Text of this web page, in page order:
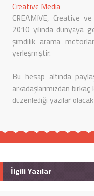
Creative Media
CREAMIVE, Creative
2010 yılında dünyaya
şimdilik arama
yerleşmiştir.
Bu hesap altında
arkadaşlarımızdan
düzenlediği yazılar
İlgili Yazılar